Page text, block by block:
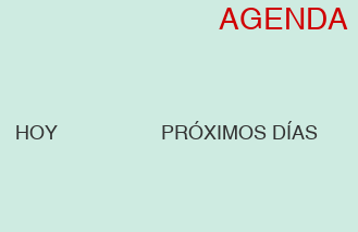
AGENDA
HOY PRÓXIMOS DÍAS